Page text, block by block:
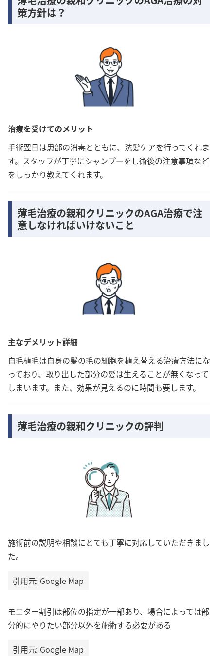
策方針は？
治療を受けてのメリット
手術翌日は患部の消毒とともに、洗髪ケアを行ってくれま
す。スタッフが丁寧にシャンプーをし術後の注意事項など
をしっかり教えてくれます。
薄毛治療の親和クリニックのAGA治療で注
意しなければいけないこと
主なデメリット詳細
自毛植毛は自身の髪の毛の細胞を植え替える治療方法にな
っており、取り出した部分の髪は生えることが無くなって
しまいます。また、効果が見えるのに時間も要します。
薄毛治療の親和クリニックの評判
施術前の説明や相談にとても丁寧に対応していただきまし
た。
引用元: Google Map
モニター割引は部位の指定が一部あり、場合によっては部
分的にやりたい部分以外を施術する必要がある
引用元: Google Map